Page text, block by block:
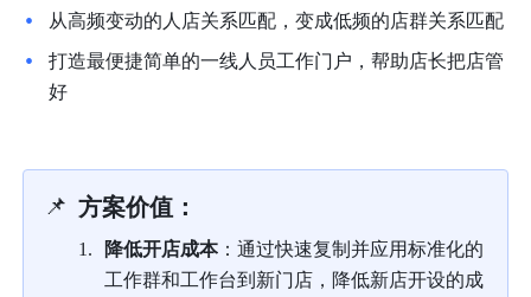
从高频变动的人店关系匹配，变成低频的店群关系匹配
打造最便捷简单的一线人员工作门户，帮助店长把店管
好
📌 方案价值：
降低开店成本 ：通过快速复制并应用标准化的
工作群和工作台到新门店，降低新店开设的成